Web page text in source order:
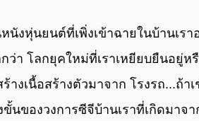
ว่า โลกยุคใหม่ที่เราเหยียบยืนอยู่ห
งเนื้อสร้างตัวมาจาก โรงรถ...ถ้า
นของวงการซีจีบ้านเราที่เกิดมาจ